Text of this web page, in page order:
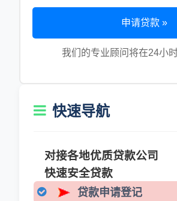
申请贷款 »
我们的专业顾问将在24小
快速导航
对接各地优质贷款公司
快速安全贷款
贷款申请登记